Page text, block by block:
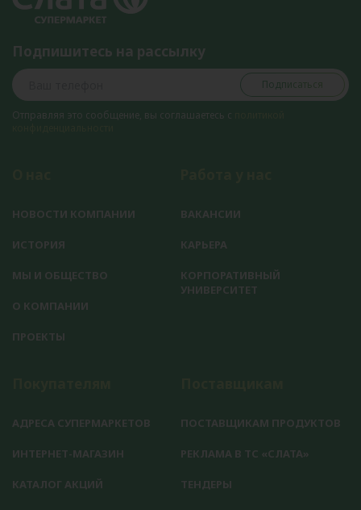
Подпишитесь на рассылку
Подписаться
Отправляя это сообщение, вы соглашаетесь с
НОВОСТИ КОМПАНИИ
ИСТОРИЯ
МЫ И ОБЩЕСТВО
О КОМПАНИИ
ПРОЕКТЫ
ВАКАНСИИ
КАРЬЕРА
КОРПОРАТИВНЫЙ
УНИВЕРСИТЕТ
АДРЕСА СУПЕРМАРКЕТОВ
ИНТЕРНЕТ-МАГАЗИН
КАТАЛОГ АКЦИЙ
ПОСТАВЩИКАМ ПРОДУКТОВ
РЕКЛАМА В ТС «СЛАТА»
ТЕНДЕРЫ